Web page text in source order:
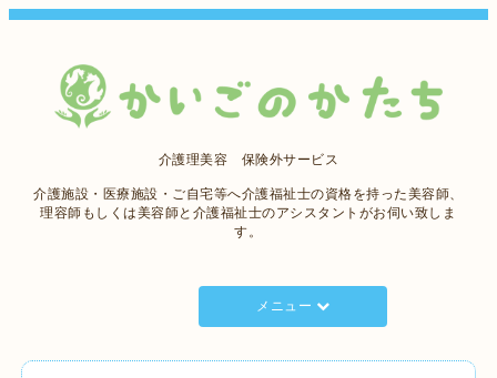
介護理美容 保険外サービス
介護施設・医療施設・ご自宅等へ介護福祉士の資格を持った美容師、
理容師もしくは美容師と介護福祉士のアシスタントがお伺い致しま
す。
メニュー